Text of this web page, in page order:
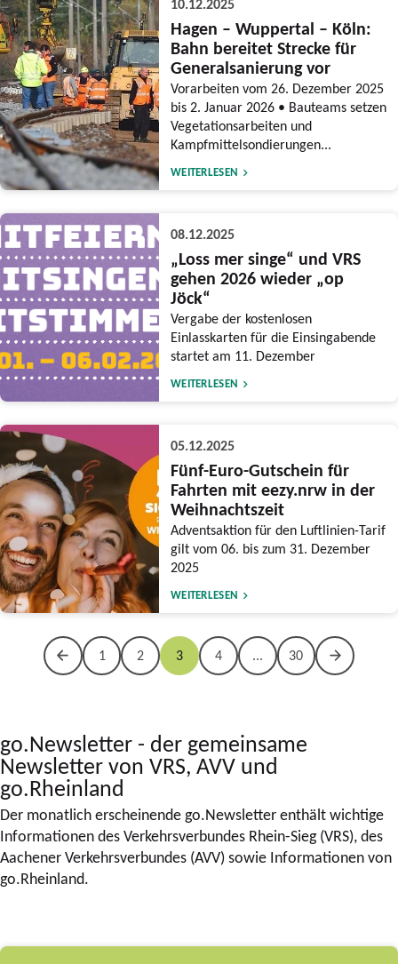
Hagen – Wuppertal – Köln:
Bahn bereitet Strecke für
Generalsanierung vor
Vorarbeiten vom 26. Dezember 2025
bis 2. Januar 2026 • Bauteams setzen
Vegetationsarbeiten und
Kampfmittelsondierungen...
WEITERLESEN
08.12.2025
„Loss mer singe“ und VRS
gehen 2026 wieder „op
Jöck“
Vergabe der kostenlosen
Einlasskarten für die Einsingabende
startet am 11. Dezember
WEITERLESEN
05.12.2025
Fünf-Euro-Gutschein für
Fahrten mit eezy.nrw in der
Weihnachtszeit
Adventsaktion für den Luftlinien-Tarif
gilt vom 06. bis zum 31. Dezember
2025
WEITERLESEN
1 2 3 4 ... 30
go.Newsletter - der gemeinsame
Newsletter von VRS, AVV und
go.Rheinland
Der monatlich erscheinende go.Newsletter enthält wichtige
Informationen des Verkehrsverbundes Rhein-Sieg (VRS), des
Aachener Verkehrsverbundes (AVV) sowie Informationen von
go.Rheinland.